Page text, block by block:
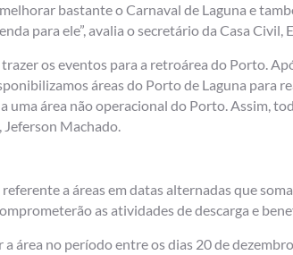
bastante o Carnaval de Laguna e
para ele”, avalia o secretário da Casa Civil,
os eventos para a retroárea do Porto.
áreas do Porto de Laguna para
uma área não operacional do Porto. Assim,
Jeferson Machado.
a áreas em datas alternadas que
as atividades de descarga e
área no período entre os dias 20 de